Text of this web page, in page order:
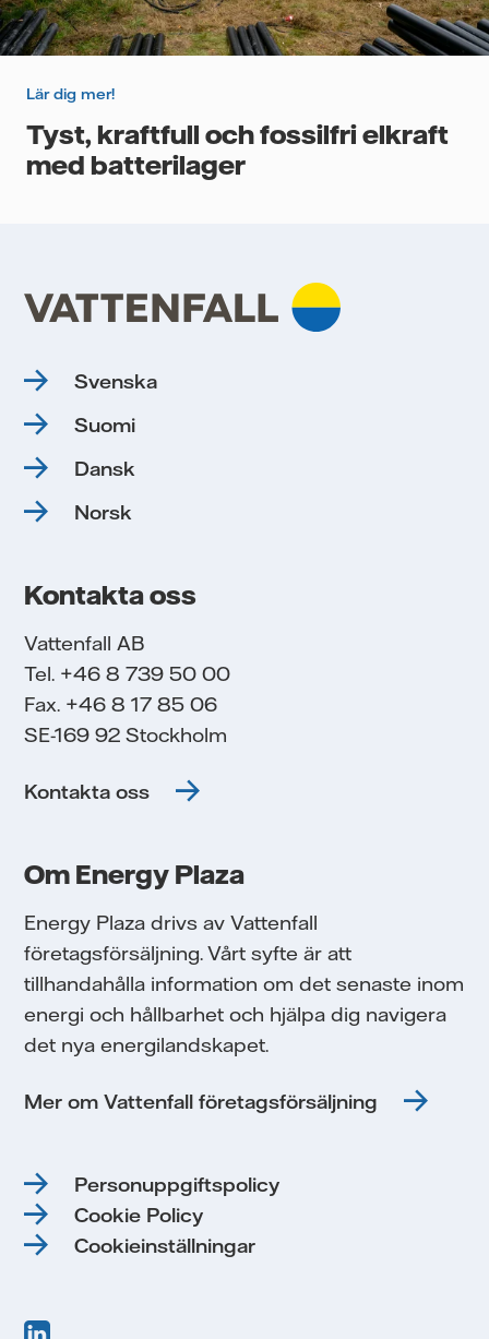
Lär dig mer!
Tyst, kraftfull och fossilfri elkraft
med batterilager
Svenska
Suomi
Dansk
Norsk
Kontakta oss
Vattenfall AB
Tel. +46 8 739 50 00
Fax. +46 8 17 85 06
SE-169 92 Stockholm
Kontakta oss
Om Energy Plaza
Energy Plaza drivs av Vattenfall
företagsförsäljning. Vårt syfte är att
tillhandahålla information om det senaste inom
energi och hållbarhet och hjälpa dig navigera
det nya energilandskapet.
Mer om Vattenfall företagsförsäljning
Personuppgiftspolicy
Cookie Policy
Cookieinställningar